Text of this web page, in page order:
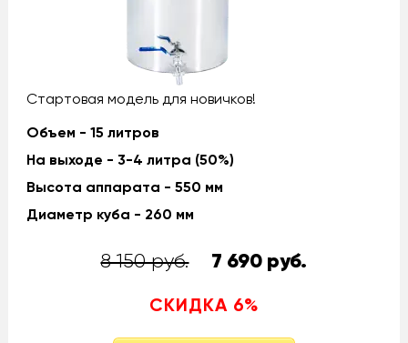
Стартовая модель для новичков!
Объем - 15 литров
На выходе - 3-4 литра (50%)
Высота аппарата - 550 мм
Диаметр куба - 260 мм
8 150 руб. 7 690 руб.
СКИДКА 6%